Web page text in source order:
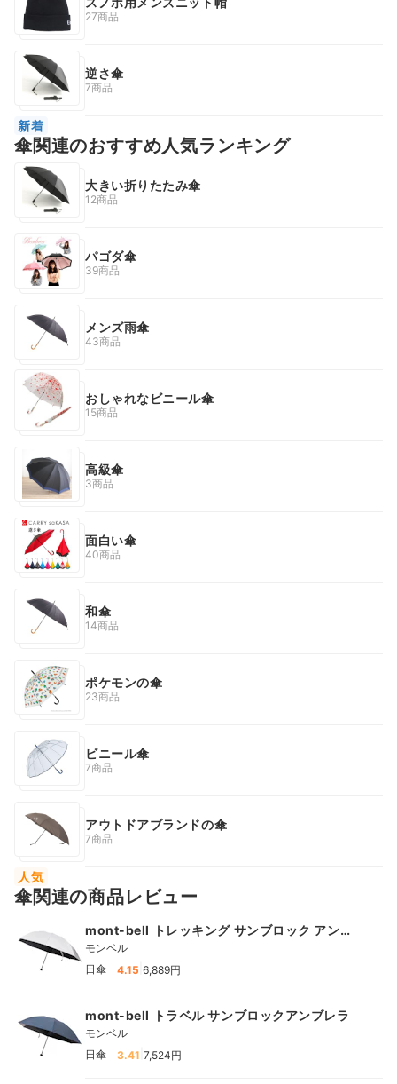
27商品
逆さ傘
7商品
新着
傘関連のおすすめ人気ランキング
大きい折りたたみ傘
12商品
パゴダ傘
39商品
メンズ雨傘
43商品
おしゃれなビニール傘
15商品
高級傘
3商品
面白い傘
40商品
和傘
14商品
ポケモンの傘
23商品
ビニール傘
7商品
アウトドアブランドの傘
7商品
人気
傘関連の商品レビュー
mont-bell トレッキング サンブロック アンブ
レラ 55
モンベル
日傘
4.15 6,889円
mont-bell トラベル サンブロックアンブレラ
モンベル
日傘
3.41 7,524円